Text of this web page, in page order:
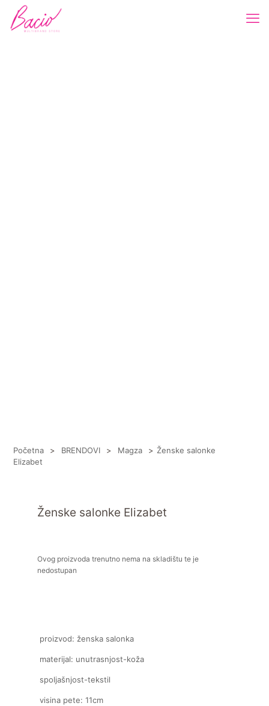
Početna > BRENDOVI > Magza > Ženske salonke
Elizabet
Ženske salonke Elizabet
Ovog proizvoda trenutno nema na skladištu te je
nedostupan
proizvod: ženska salonka
materijal: unutrasnjost-koža
spoljašnjost-tekstil
visina pete: 11cm